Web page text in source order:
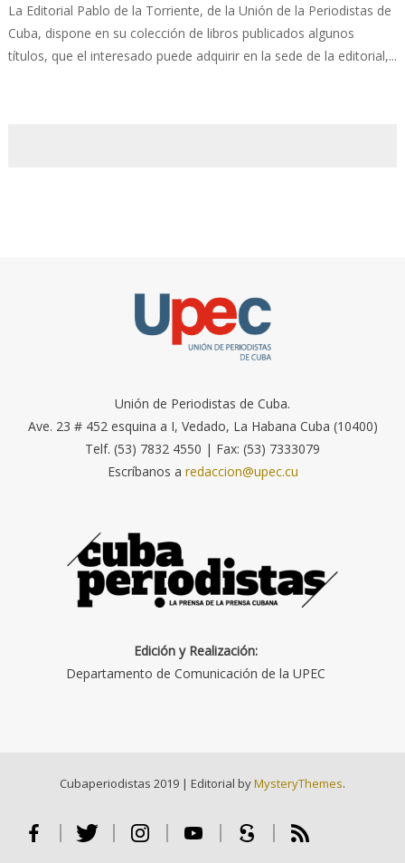
La Editorial Pablo de la Torriente, de la Unión de la Periodistas de
Cuba, dispone en su colección de libros publicados algunos
títulos, que el interesado puede adquirir en la sede de la editorial,...
Unión de Periodistas de Cuba.
Ave. 23 # 452 esquina a I, Vedado, La Habana Cuba (10400)
Telf. (53) 7832 4550 | Fax: (53) 7333079
Escríbanos a redaccion@upec.cu
Edición y Realización:
Departamento de Comunicación de la UPEC
Cubaperiodistas 2019 | Editorial byMysteryThemes.
Facebook Twitter Instagram Youtube Scribd RSS